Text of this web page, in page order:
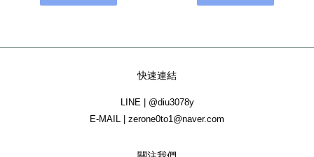
快速連結
LINE | @diu3078y
E-MAIL | zerone0to1@naver.com